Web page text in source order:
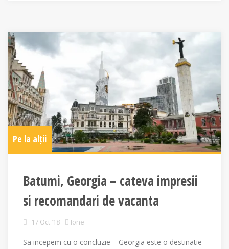
Pe la alții
Batumi, Georgia – cateva impresii
si recomandari de vacanta
17 Oct ’18 Ione
Sa incepem cu o concluzie – Georgia este o destinatie